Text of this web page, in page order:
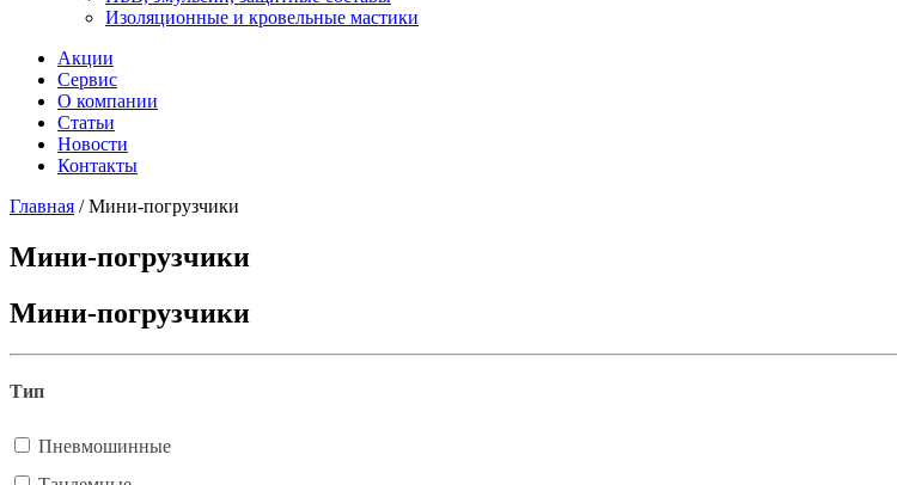
Изоляционные и кровельные мастики
Акции
Сервис
О компании
Статьи
Новости
Контакты
Главная /Мини-погрузчики
Мини-погрузчики
Мини-погрузчики
Тип
Пневмошинные